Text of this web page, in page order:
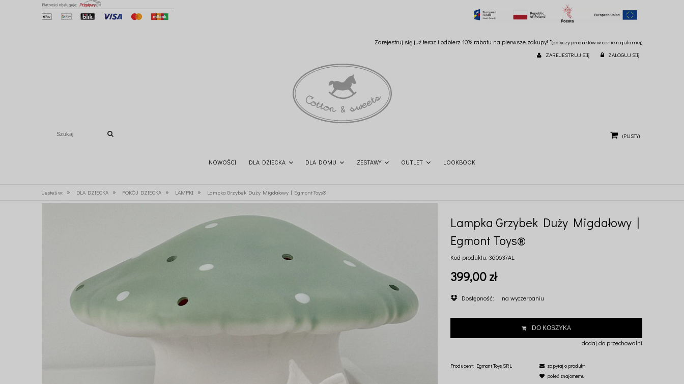
Zarejestruj się już teraz i odbierz 10% rabatu na pierwsze zakupy! *(dotyczy produktów w cenie regularnej)
ZAREJESTRUJ SIĘ ZALOGUJ SIĘ
(PUSTY)
NOWOŚCI DLA DZIECKA DLA DOMU ZESTAWY OUTLET LOOKBOOK
Jesteś w: » DLA DZIECKA » POKÓJ DZIECKA » LAMPKI » Lampka Grzybek Duży Migdałowy | Egmont Toys®
Lampka Grzybek Duży Migdałowy |
Egmont Toys®
Kod produktu: 360637AL
399,00 zł
Dostępność: na wyczerpaniu
DO KOSZYKA
dodaj do przechowalni
Producent: Egmont Toys SRL
zapytaj o produkt
poleć znajomemu